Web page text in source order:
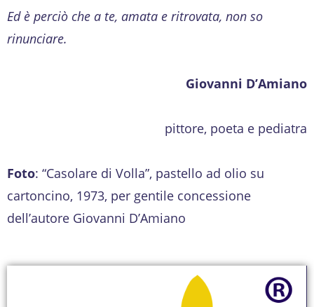
Ed è perciò che a te, amata e ritrovata, non so
rinunciare.
Giovanni D’Amiano
pittore, poeta e pediatra
Foto: “Casolare di Volla”, pastello ad olio su
cartoncino, 1973, per gentile concessione
dell’autore Giovanni D’Amiano